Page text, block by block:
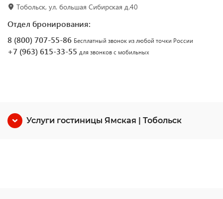
Тобольск, ул. большая Сибирская д.40
Отдел бронирования:
8 (800) 707-55-86 Бесплатный звонок из любой точки России
+7 (963) 615-33-55 для звонков с мобильных
Услуги гостиницы Ямская | Тобольск